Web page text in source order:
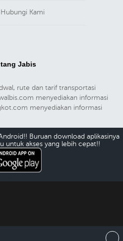
Hubungi Kami
Jabis
rute dan tarif transportasi
menyediakan informasi
menyediakan informasi
Buruan download aplikasinya
untuk akses yang lebih cepat!!